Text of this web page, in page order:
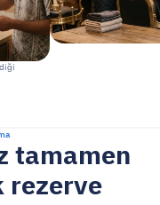
tamamen
rezerve